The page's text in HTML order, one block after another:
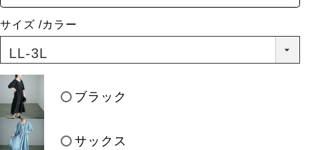
サイズ カラー
ブラック
サックス